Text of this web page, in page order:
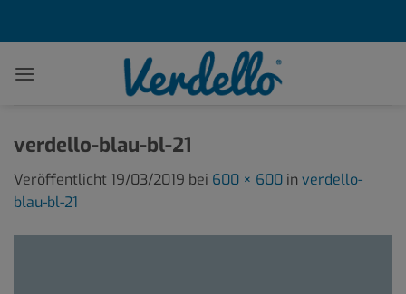
verdello-blau-bl-21
Veröffentlicht 19/03/2019 bei 600 × 600 in verdello-
blau-bl-21